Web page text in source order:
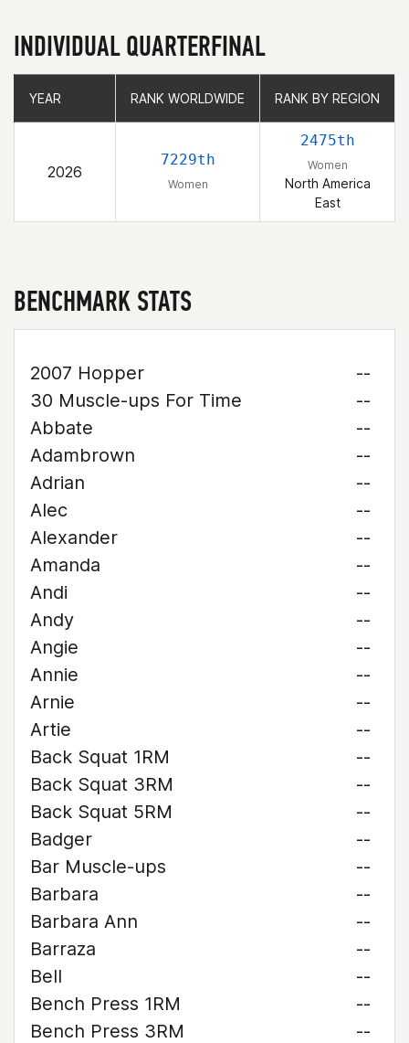
INDIVIDUAL QUARTERFINAL
YEAR RANK WORLDWIDE RANK BY REGION
2026
7229th
Women
2475th
Women
North America
East
YEAR RANK WORLDWIDE RANK BY REGION
BENCHMARK STATS
2007 Hopper
--
30 Muscle-ups For Time
--
Abbate
--
Adambrown
--
Adrian
--
Alec
--
Alexander
--
Amanda
--
Andi
--
Andy
--
Angie
--
Annie
--
Arnie
--
Artie
--
Back Squat 1RM
--
Back Squat 3RM
--
Back Squat 5RM
--
Badger
--
Bar Muscle-ups
--
Barbara
--
Barbara Ann
--
Barraza
--
Bell
--
Bench Press 1RM
--
Bench Press 3RM
--